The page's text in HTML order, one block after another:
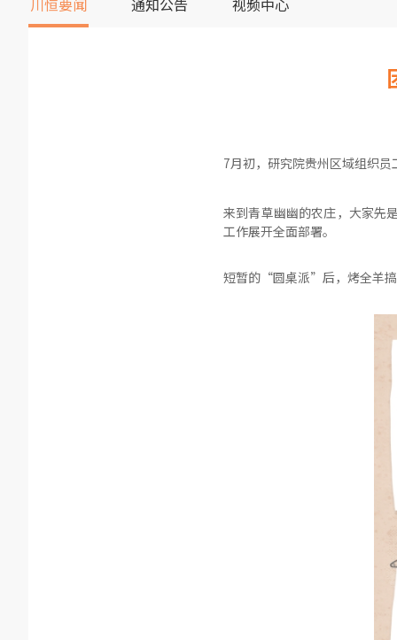
川恒要闻 通知公告 视频中心
7月初，研究院贵州区域组织
来到青草幽幽的农庄，大家先
工作展开全面部署。
短暂的“圆桌派”后，烤全羊